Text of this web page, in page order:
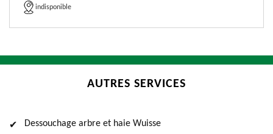
indisponible
AUTRES SERVICES
Dessouchage arbre et haie Wuisse